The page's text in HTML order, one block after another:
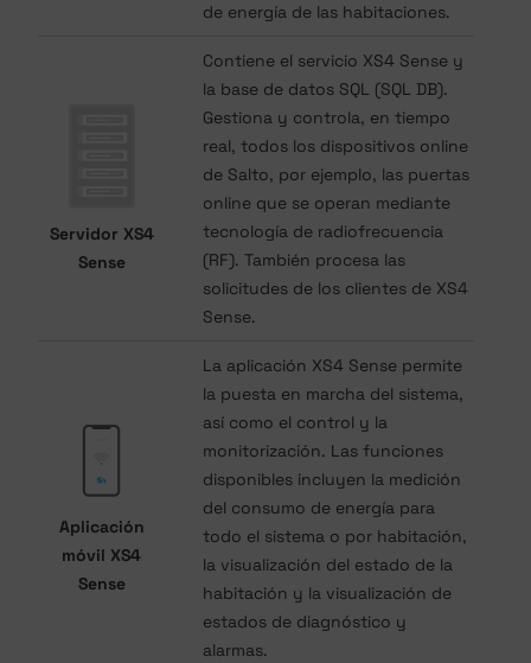
de energía de las habitaciones.
Servidor XS4
Sense
Contiene el servicio XS4 Sense y
la base de datos SQL (SQL DB).
Gestiona y controla, en tiempo
real, todos los dispositivos online
de Salto, por ejemplo, las puertas
online que se operan mediante
tecnología de radiofrecuencia
(RF). También procesa las
solicitudes de los clientes de XS4
Sense.
Aplicación
móvil XS4
Sense
La aplicación XS4 Sense permite
la puesta en marcha del sistema,
así como el control y la
monitorización. Las funciones
disponibles incluyen la medición
del consumo de energía para
todo el sistema o por habitación,
la visualización del estado de la
habitación y la visualización de
estados de diagnóstico y
alarmas.